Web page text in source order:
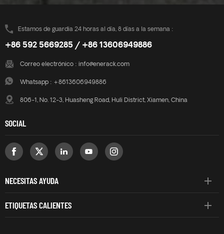
Estamos de guardia 24 horas al día, 8 días a la semana :
+86 592 5669285 / +86 13606949886
Correo electrónico : info@enerack.com
Whatsapp : +8613606949886
806-1, No. 12-3, Huasheng Road, Huli District, Xiamen, China
SOCIAL
NECESITAS AYUDA
ETIQUETAS CALIENTES